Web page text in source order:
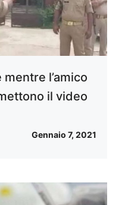
l’amico
il video
Gennaio 7, 2021